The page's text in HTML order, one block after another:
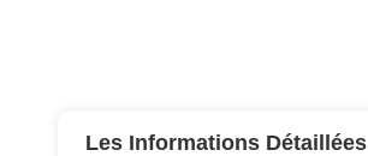
Les Informations Détaillées